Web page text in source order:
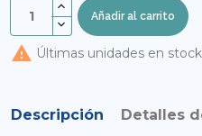
Añadir al carrito
 Últimas unidades en stock
Descripción Detalles